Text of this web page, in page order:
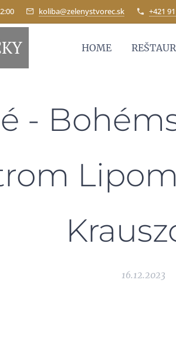
koliba@zelenystvorec.sk +421
HOME
-
16.12.2023